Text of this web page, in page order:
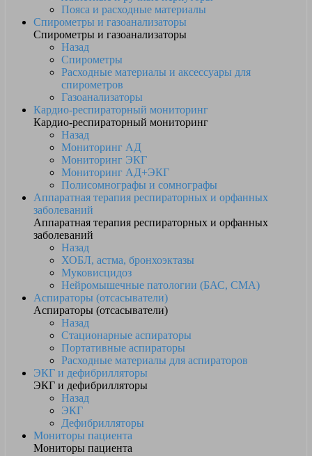
Пояса и расходные материалы
Спирометры и газоанализаторы
Спирометры и газоанализаторы
Назад
Спирометры
Расходные материалы и аксессуары для
спирометров
Газоанализаторы
Кардио-респираторный мониторинг
Кардио-респираторный мониторинг
Назад
Мониторинг АД
Мониторинг ЭКГ
Мониторинг АД+ЭКГ
Полисомнографы и сомнографы
Аппаратная терапия респираторных и орфанных
заболеваний
Аппаратная терапия респираторных и орфанных
заболеваний
Назад
ХОБЛ, астма, бронхоэктазы
Муковисцидоз
Нейромышечные патологии (БАС, СМА)
Аспираторы (отсасыватели)
Аспираторы (отсасыватели)
Назад
Стационарные аспираторы
Портативные аспираторы
Расходные материалы для аспираторов
ЭКГ и дефибрилляторы
ЭКГ и дефибрилляторы
Назад
ЭКГ
Дефибрилляторы
Мониторы пациента
Мониторы пациента